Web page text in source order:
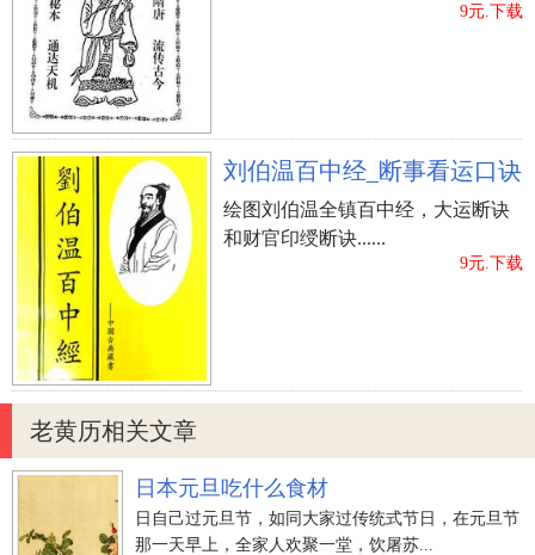
9元.下载
刘伯温百中经_断事看运口诀
绘图刘伯温全镇百中经，大运断诀
和财官印绶断诀......
9元.下载
老黄历相关文章
日本元旦吃什么食材
日自己过元旦节，如同大家过传统式节日，在元旦节
那一天早上，全家人欢聚一堂，饮屠苏...